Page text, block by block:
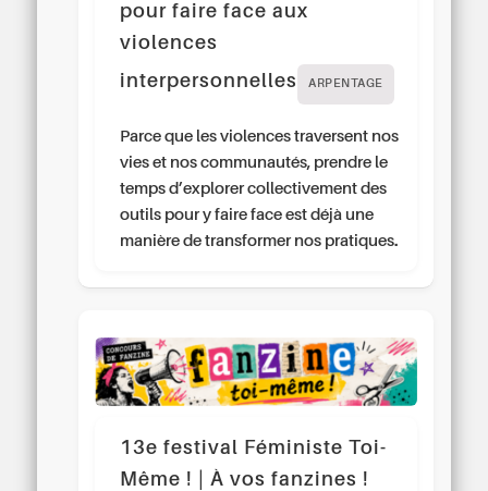
pour faire face aux
violences
interpersonnelles
ARPENTAGE
Parce que les violences traversent nos
vies et nos communautés, prendre le
temps d’explorer collectivement des
outils pour y faire face est déjà une
manière de transformer nos pratiques.
13e festival Féministe Toi-
Même ! | À vos fanzines !